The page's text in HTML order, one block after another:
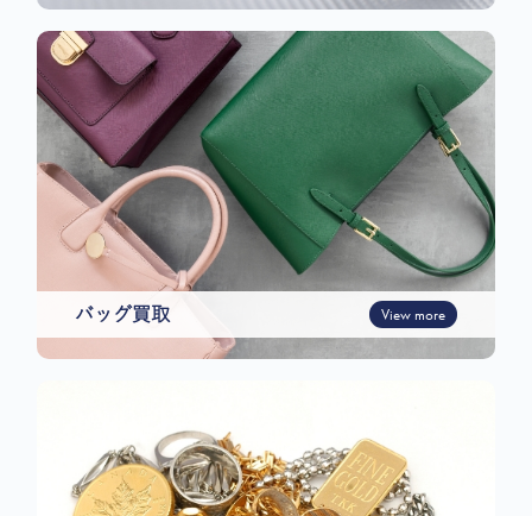
バッグ買取 View more